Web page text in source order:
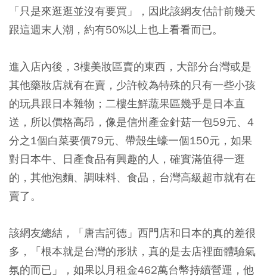
「只是來逛逛並沒有要買」，因此該網友估計前幾天
跟這週末人潮，約有50%以上也上看看而已。
進入店內後，3樓美妝區賣的東西，大部分台灣或是
其他藥妝店就有在賣，少許較為特殊的只有一些小孩
的玩具跟日本雜物；二樓生鮮蔬果區幾乎是日本直
送，所以價格高昂，像是信州產金針菇一包59元、4
分之1個白菜要價79元、帶殼生蠔一個150元，如果
對日本牛、日產食品有興趣的人，確實滿值得一逛
的，其他泡麵、調味料、食品，台灣高級超市就有在
賣了。
該網友總結，「唐吉訶德」西門店和日本的真的差很
多，「根本就是台灣的形狀，真的是去店裡面體驗氣
氛的而已」，如果以月租金462萬台幣持續營運，他